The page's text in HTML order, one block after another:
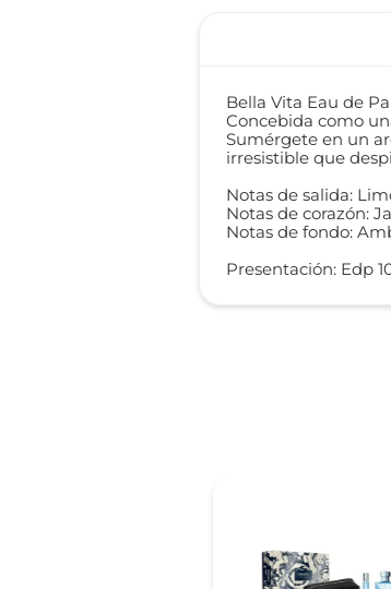
Bella Vita Eau de
Concebida como
Sumérgete en un
irresistible que
Notas de salida:
Notas de corazón:
Notas de fondo:
Presentación: Edp